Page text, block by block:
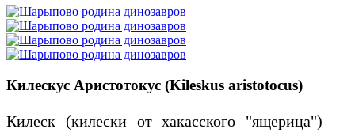
Килескус Аристотокус (Kileskus aristotocus)
Килеск (килески от хакасского "ящерица") —